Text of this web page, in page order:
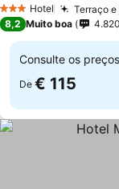
3 EstrelasHotel Terraço
8,2 Muito boa 4.820
Consulte os
De € 115